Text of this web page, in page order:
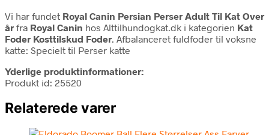
Vi har fundet Royal Canin Persian Perser Adult Til Kat Over
år fra Royal Canin hos Alttilhundogkat.dk i kategorien Kat
Foder Kosttilskud Foder. Afbalanceret fuldfoder til voksne
katte: Specielt til Perser katte
Yderlige produktinformationer:
Produkt id: 25520
Relaterede varer